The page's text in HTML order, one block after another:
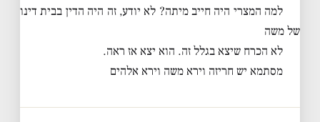
למה המצרי היה חייב מיתה? לא יודע, זה היה הדין בבית דינו
של משה
לא הכרח שיצא בגלל זה. הוא יצא אז ראה.
מסתמא יש חריזה וירא משה וירא אלהים